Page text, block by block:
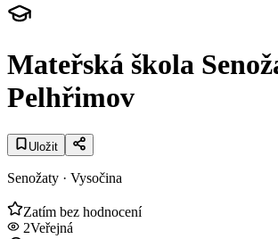
Mateřská škola
Pelhřimov
Uložit
Senožaty · Vysočina
Zatím bez hodnocení
2Veřejná